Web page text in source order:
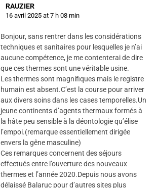
RAUZIER
16 avril 2025 at 7 h 08 min
Bonjour, sans rentrer dans les considérations
techniques et sanitaires pour lesquelles je n’ai
aucune compétence, je me contenterai de dire
que ces thermes sont une véritable usine.
Les thermes sont magnifiques mais le registre
humain est absent.C’est la course pour arriver
aux divers soins dans les cases temporelles.Un
jeune continents d’agents thermaux formés à
la hâte peu sensible à la déontologie qu’élise
l’empoi.(remarque essentiellement dirigée
envers la gêne masculine)
Ces remarques concernent des séjours
effectués entre l’ouverture des nouveaux
thermes et l’année 2020.Depuis nous avons
délaissé Balaruc pour d’autres sites plus